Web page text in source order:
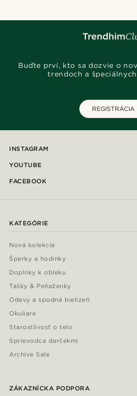
Buďte prví, kto sa dozvie o
trendoch a
REGISTRÁCIA
INSTAGRAM
YOUTUBE
FACEBOOK
KATEGÓRIE
Nová kolekcia
Šperky a hodinky
Doplnky k obleku
Tašky & Peňaženky
Odevy a spodná bielizeň
Okuliare
Starostlivosť o telo
Sprievodca darčekmi
Archive Sale
ZÁKAZNÍCKA PODPORA